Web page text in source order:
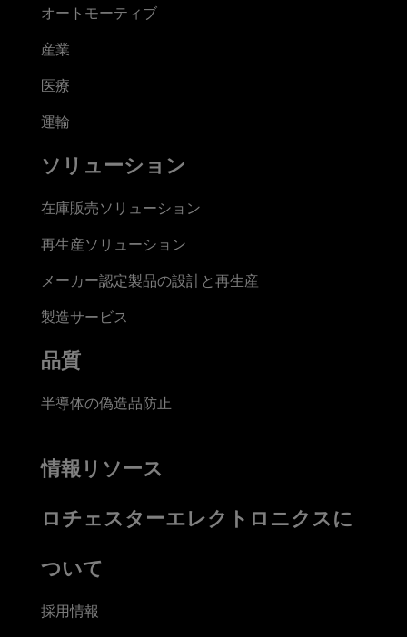
オートモーティブ
産業
医療
運輸
ソリューション
在庫販売ソリューション
再生産ソリューション
メーカー認定製品の設計と再生産
製造サービス
品質
半導体の偽造品防止
情報リソース
ロチェスターエレクトロニクスに
ついて
採用情報